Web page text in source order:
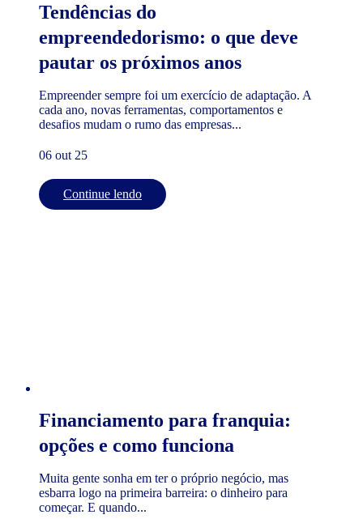
Tendências do
empreendedorismo: o que deve
pautar os próximos anos
Empreender sempre foi um exercício de adaptação. A
cada ano, novas ferramentas, comportamentos e
desafios mudam o rumo das empresas...
06 out 25
Continue lendo
Financiamento para franquia:
opções e como funciona
Muita gente sonha em ter o próprio negócio, mas
esbarra logo na primeira barreira: o dinheiro para
começar. E quando...